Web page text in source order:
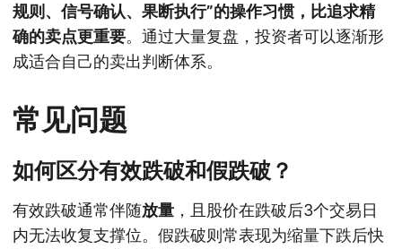
规则、信号确认、果断执行”的操作习惯，比追求精
确的卖点更重要。通过大量复盘，投资者可以逐渐形
成适合自己的卖出判断体系。
常见问题
如何区分有效跌破和假跌破？
有效跌破通常伴随放量 ，且股价在跌破后3个交易日
内无法收复支撑位。假跌破则常表现为缩量下跌后快